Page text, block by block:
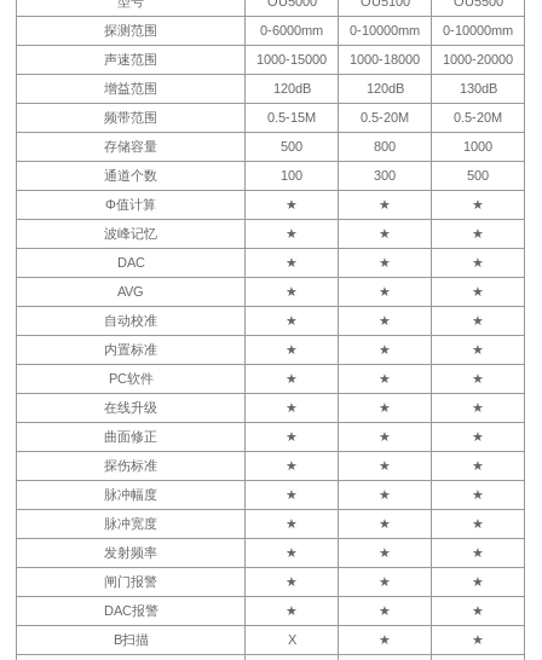
探测范围
0-6000mm 0-10000mm
0-10000mm
声速范围
1000-15000 1000-18000
1000-20000
增益范围
120dB 120dB
130dB
频带范围
0.5-15M 0.5-20M
0.5-20M
存储容量
500 800
1000
通道个数
100 300
500
Φ值计算
★ ★
★
波峰记忆
★ ★
★
DAC
★ ★
★
AVG
★ ★
★
自动校准
★ ★
★
内置标准
★ ★
★
PC软件
★ ★
★
在线升级
★ ★
★
曲面修正
★ ★
★
探伤标准
★ ★
★
脉冲幅度
★ ★
★
脉冲宽度
★ ★
★
发射频率
★ ★
★
闸门报警
★ ★
★
DAC报警
★ ★
★
B扫描
X ★
★